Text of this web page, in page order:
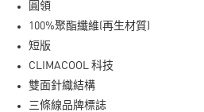
LINE Pay
全家取貨付款
圓領
100%聚酯纖維(再生材質)
短版
CLIMACOOL 科技
雙面針織結構
三條線品牌標誌